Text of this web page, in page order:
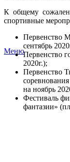
Меню
К общему
спортивные
Первенство
сентябрь
Первенство
2020г.);
Первенство
на ноябрь
Фестиваль
фантазии»